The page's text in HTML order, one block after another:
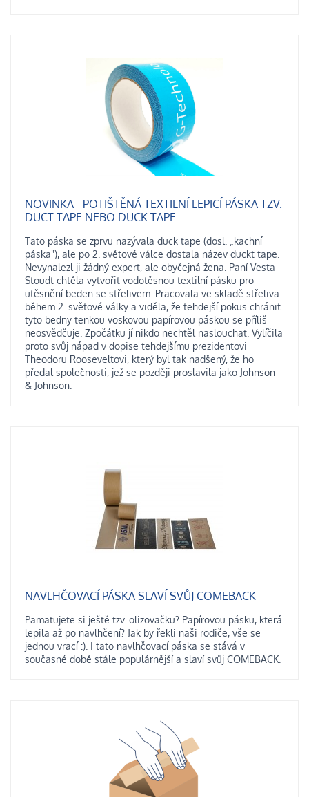
NOVINKA - POTIŠTĚNÁ TEXTILNÍ LEPICÍ PÁSKA TZV.
DUCT TAPE NEBO DUCK TAPE
Tato páska se zprvu nazývala duck tape (dosl. „kachní
páska"), ale po 2. světové válce dostala název duckt tape.
Nevynalezl ji žádný expert, ale obyčejná žena. Paní Vesta
Stoudt chtěla vytvořit vodotěsnou textilní pásku pro
utěsnění beden se střelivem. Pracovala ve skladě střeliva
během 2. světové války a viděla, že tehdejší pokus chránit
tyto bedny tenkou voskovou papírovou páskou se příliš
neosvědčuje. Zpočátku jí nikdo nechtěl naslouchat. Vylíčila
proto svůj nápad v dopise tehdejšímu prezidentovi
Theodoru Rooseveltovi, který byl tak nadšený, že ho
předal společnosti, jež se později proslavila jako Johnson
& Johnson.
NAVLHČOVACÍ PÁSKA SLAVÍ SVŮJ COMEBACK
Pamatujete si ještě tzv. olizovačku? Papírovou pásku, která
lepila až po navlhčení? Jak by řekli naši rodiče, vše se
jednou vrací :). I tato navlhčovací páska se stává v
současné době stále populárnější a slaví svůj COMEBACK.